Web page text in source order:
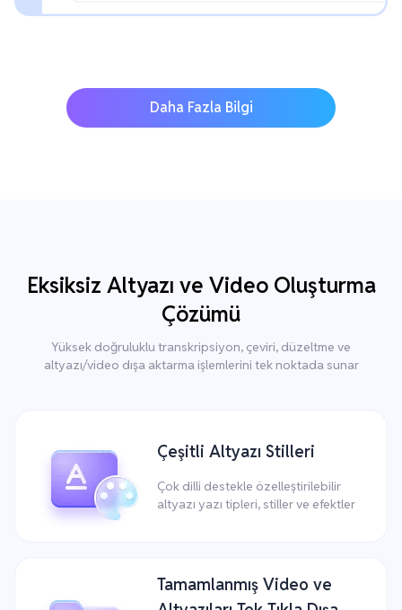
Daha Fazla Bilgi
Eksiksiz Altyazı ve Video Oluşturma
Çözümü
Yüksek doğruluklu transkripsiyon, çeviri, düzeltme ve
altyazı/video dışa aktarma işlemlerini tek noktada sunar
Çeşitli Altyazı Stilleri
Çok dilli destekle özelleştirilebilir
altyazı yazı tipleri, stiller ve efektler
Tamamlanmış Video ve